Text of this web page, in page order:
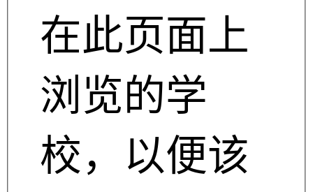
在此页面上
浏览的学
校，以便该